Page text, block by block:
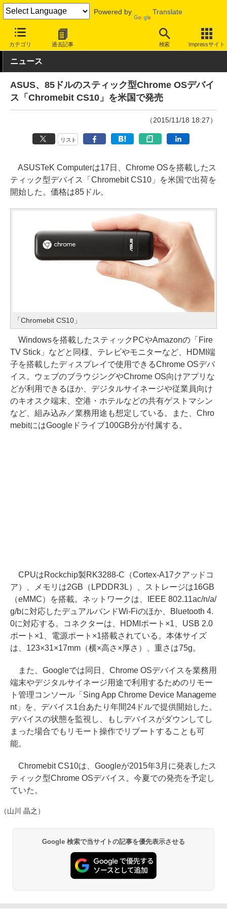
Powered by Translate
カテゴリ 過去記事 検索 Impressサイト
INTERNET Watch ハードウェア PC
ニュース
ASUS、85ドルのスティック型Chrome OSデバイ
ス「Chromebit CS10」を米国で発売
（2015/11/18 18:27）
リスト
ASUSTeK Computerは17日、Chrome OSを搭載したス
ティック型デバイス「Chromebit CS10」を米国で出荷を
開始した。価格は85ドル。
「Chromebit CS10」
Windowsを搭載したスティックPCやAmazonの「Fire
TV Stick」などと同様、テレビやモニターなど、HDMI端
子を搭載したディスプレイで使用できるChrome OSデバ
イス。ウェブのブラウジングやChrome OS向けアプリな
どが利用できるほか、デジタルサイネージや従業員向け
のキオスク端末、空港・ホテルなどの共有ゲストマシン
など、組み込み／業務用途も想定している。また、Chro
mebitにはGoogleドライブ100GB分が付属する。
CPUはRockchip製RK3288-C（Cortex-A17クアッドコ
ア）、メモリは2GB（LPDDR3L）、ストレージは16GB
（eMMC）を搭載。ネットワークは、IEEE 802.11ac/n/a/
g/bに対応したデュアルバンドWi-Fiのほか、Bluetooth 4.
0に対応する。コネクターは、HDMIポート×1、USB 2.0
ポート×1、電源ポート×1搭載されている。本体サイズ
は、123×31×17mm（横×高さ×厚さ）、重さは75g。
また、Googleでは同日、Chrome OSデバイスを業務用
端末やデジタルサイネージ用途で利用するためのリモー
ト管理コンソール「Sing App Chrome Device Manageme
nt」を、デバイス1台あたり年間24ドルで提供開始した。
デバイスの状態を監視し、もしデバイスがダウンしてし
まった場合でもリモート操作でリブートすることも可
能。
Chromebit CS10は、Googleが2015年3月に発表したス
ティック型Chrome OSデバイス。今夏での発売を予定し
ていた。
（山川 晶之）
Google 検索で当サイトの記事を優先表示させる